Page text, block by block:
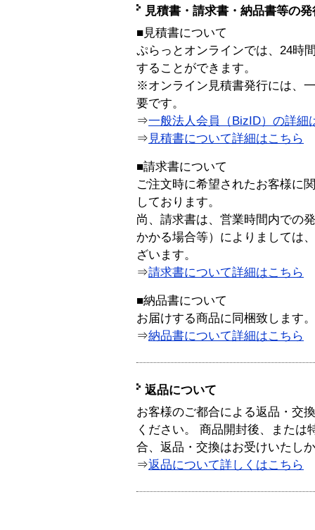
見積書・請求書・納品書等の
■見積書について
ぷらっとオンラインでは、24時
することができます。
※オンライン見積書発行には、
要です。
⇒一般法人会員（BizID）の詳細
⇒ 見積書について詳細はこちら
■請求書について
ご注文時に希望されたお客様に
しております。
尚、請求書は、営業時間内での
かかる場合等）によりましては
ざいます。
⇒請求書について詳細はこちら
■納品書について
お届けする商品に同梱致します。
⇒納品書について詳細はこちら
返品について
お客様のご都合による返品・交
ください。 商品開封後、または
合、返品・交換はお受けいたし
⇒返品について詳しくはこちら